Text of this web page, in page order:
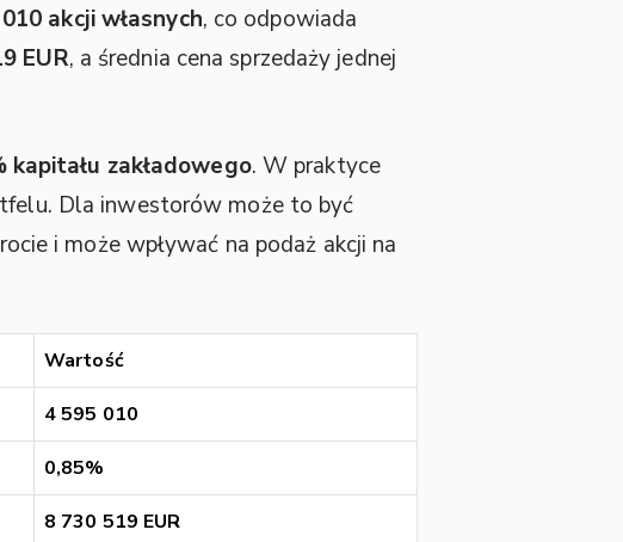
akcji własnych, co odpowiada
EUR, a średnia cena sprzedaży jednej
kapitału zakładowego. W praktyce
Dla inwestorów może to być
i może wpływać na podaż akcji na
Wartość
4 595 010
0,85%
8 730 519 EUR